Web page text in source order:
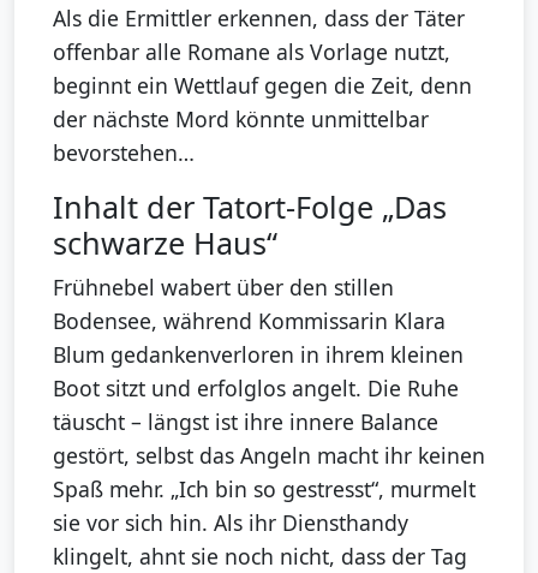
Als die Ermittler erkennen, dass der Täter
offenbar alle Romane als Vorlage nutzt,
beginnt ein Wettlauf gegen die Zeit, denn
der nächste Mord könnte unmittelbar
bevorstehen…
Inhalt der Tatort-Folge „Das
schwarze Haus“
Frühnebel wabert über den stillen
Bodensee, während Kommissarin Klara
Blum gedankenverloren in ihrem kleinen
Boot sitzt und erfolglos angelt. Die Ruhe
täuscht – längst ist ihre innere Balance
gestört, selbst das Angeln macht ihr keinen
Spaß mehr. „Ich bin so gestresst“, murmelt
sie vor sich hin. Als ihr Diensthandy
klingelt, ahnt sie noch nicht, dass der Tag